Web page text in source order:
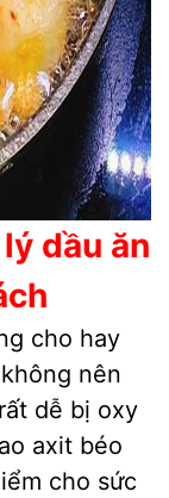
dầu ăn
cho hay
nên
dễ bị oxy
axit béo
cho sức